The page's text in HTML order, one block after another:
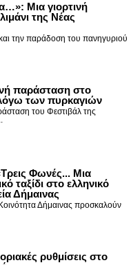
Μια γιορτινή
της Νέας
την παράδοση του πανηγυριού
παράσταση στο
των πυρκαγιών
του Φεστιβάλ της
Φωνές... Μια
ταξίδι στο ελληνικό
Δήμαινας
Δήμαινας προσκαλούν
ρυθμίσεις στο